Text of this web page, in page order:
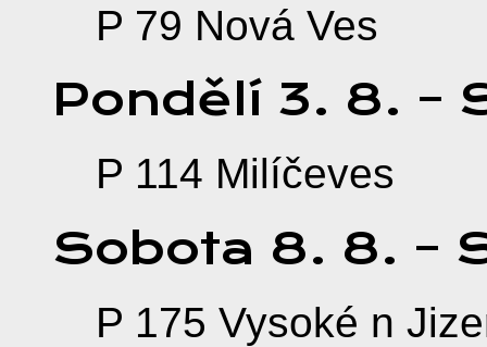
P 79 Nová Ves
Pondělí 3. 8. –
P 114 Milíčeves
Sobota 8. 8. –
P 175 Vysoké n